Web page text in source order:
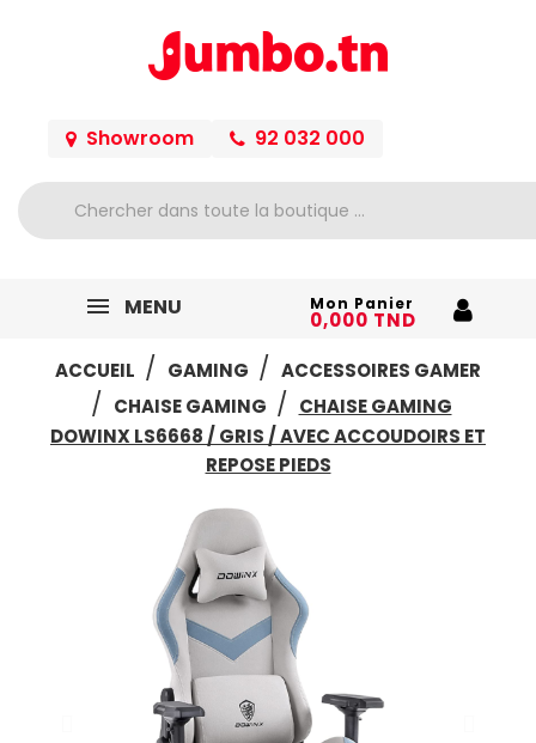
Showroom 92 032 000
MENU Mon Panier
0,000 TND
ACCUEIL
GAMING
ACCESSOIRES GAMER
CHAISE GAMING
CHAISE GAMING
DOWINX LS6668 / GRIS / AVEC ACCOUDOIRS ET
REPOSE PIEDS